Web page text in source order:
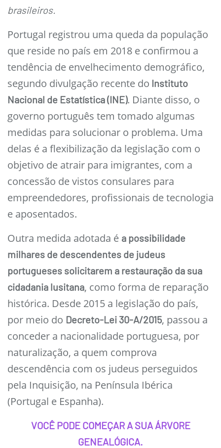
brasileiros.
Portugal registrou uma queda da população
que reside no país em 2018 e confirmou a
tendência de envelhecimento demográfico,
segundo divulgação recente do Instituto
Nacional de Estatística (INE). Diante disso, o
governo português tem tomado algumas
medidas para solucionar o problema. Uma
delas é a flexibilização da legislação com o
objetivo de atrair para imigrantes, com a
concessão de vistos consulares para
empreendedores, profissionais de tecnologia
e aposentados.
Outra medida adotada é a possibilidade
milhares de descendentes de judeus
portugueses solicitarem a restauração da sua
cidadania lusitana, como forma de reparação
histórica. Desde 2015 a legislação do país,
por meio do Decreto-Lei 30-A/2015, passou a
conceder a nacionalidade portuguesa, por
naturalização, a quem comprova
descendência com os judeus perseguidos
pela Inquisição, na Península Ibérica
(Portugal e Espanha).
VOCÊ PODE COMEÇAR A SUA ÁRVORE
GENEALÓGICA.